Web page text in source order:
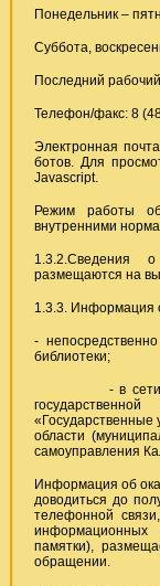
Понедельник –
Суббота,
Последний
Телефон/факс: 8
Электронная
ботов. Для
Javascript.
Режим работы
внутренними
1.3.2.Сведения
размещаются на
1.3.3. Информация
-
библиотеки;
- в сети
«Государственные
области
самоуправления
Информация об
доводиться до
телефонной
информационных
памятки),
обращении.